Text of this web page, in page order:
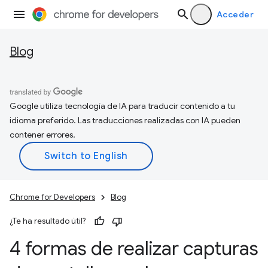
Acceder
Blog
Google utiliza tecnología de IA para traducir contenido a tu
idioma preferido. Las traducciones realizadas con IA pueden
contener errores.
Chrome for Developers Blog
¿Te ha resultado útil?
4 formas de realizar capturas